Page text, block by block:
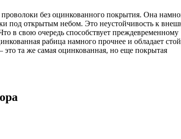
проволоки без оцинкованного покрытия. Она
под открытым небом. Это неустойчивость к
в свою очередь способствует преждевременному
рабица намного прочнее и обладает
та же самая оцинкованная, но еще покрытая